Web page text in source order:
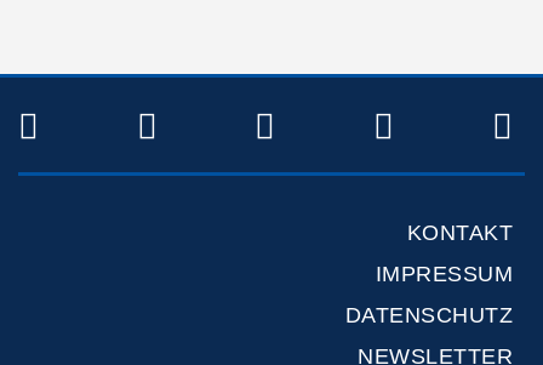
TWITTERFACEBOOKINSTAGRAM
KONTAKT
IMPRESSUM
DATENSCHUTZ
NEWSLETTER